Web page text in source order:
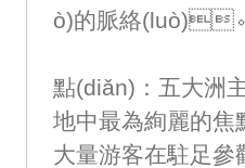
ò)的脈絡(luò)
點(diǎn)：五大洲
地中最為絢麗的焦
大量游客在駐足參觀